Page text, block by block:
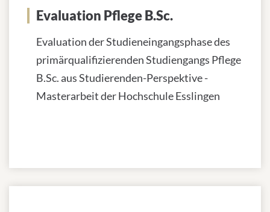
Evaluation Pflege B.Sc.
Evaluation der Studieneingangsphase des
primärqualifizierenden Studiengangs Pflege
B.Sc. aus Studierenden-Perspektive -
Masterarbeit der Hochschule Esslingen